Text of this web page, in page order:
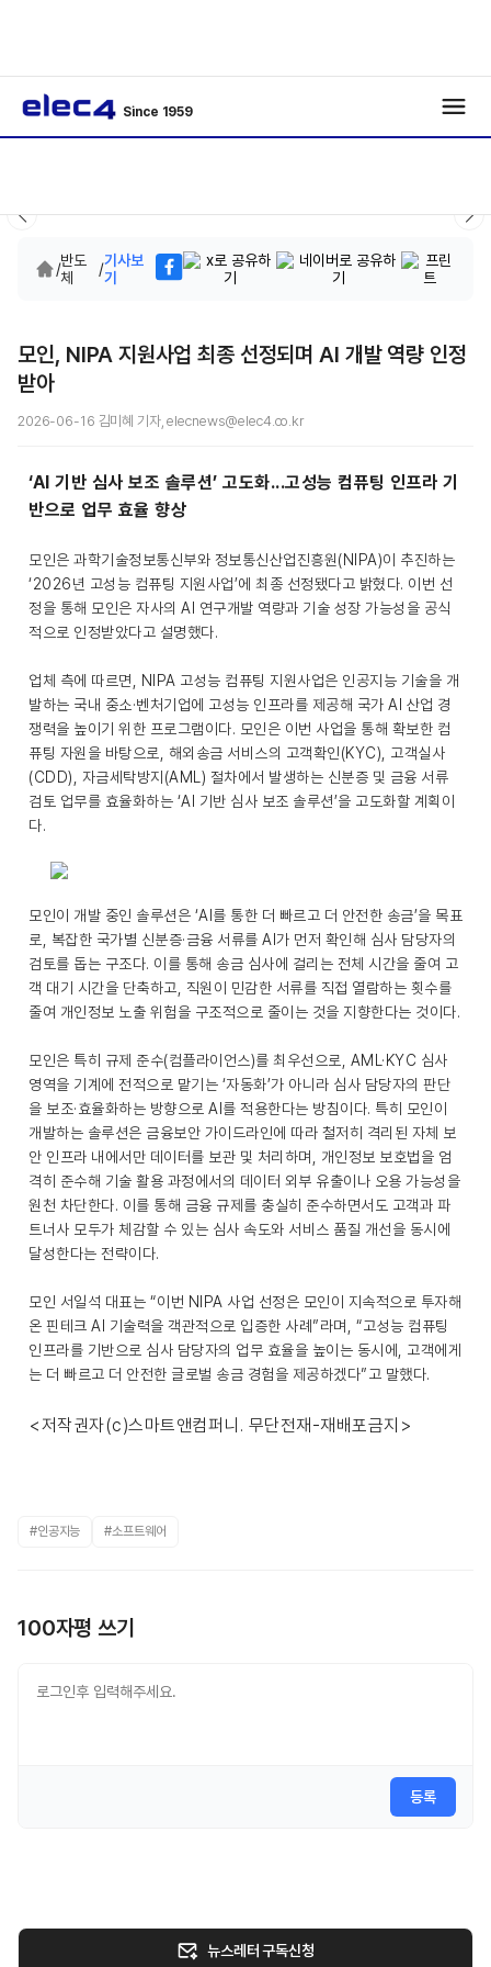
Since 1959
/반도
체
/기사보
기
모인, NIPA 지원사업 최종 선정되며 AI 개발 역량 인정
받아
2026-06-16 김미혜 기자, elecnews@elec4.co.kr
‘AI 기반 심사 보조 솔루션’ 고도화...고성능 컴퓨팅 인프라 기
반으로 업무 효율 향상
모인은 과학기술정보통신부와 정보통신산업진흥원(NIPA)이 추진하는
‘2026년 고성능 컴퓨팅 지원사업’에 최종 선정됐다고 밝혔다. 이번 선
정을 통해 모인은 자사의 AI 연구개발 역량과 기술 성장 가능성을 공식
적으로 인정받았다고 설명했다.
업체 측에 따르면, NIPA 고성능 컴퓨팅 지원사업은 인공지능 기술을 개
발하는 국내 중소·벤처기업에 고성능 인프라를 제공해 국가 AI 산업 경
쟁력을 높이기 위한 프로그램이다. 모인은 이번 사업을 통해 확보한 컴
퓨팅 자원을 바탕으로, 해외송금 서비스의 고객확인(KYC), 고객실사
(CDD), 자금세탁방지(AML) 절차에서 발생하는 신분증 및 금융 서류
검토 업무를 효율화하는 ‘AI 기반 심사 보조 솔루션’을 고도화할 계획이
다.
모인이 개발 중인 솔루션은 ‘AI를 통한 더 빠르고 더 안전한 송금’을 목표
로, 복잡한 국가별 신분증·금융 서류를 AI가 먼저 확인해 심사 담당자의
검토를 돕는 구조다. 이를 통해 송금 심사에 걸리는 전체 시간을 줄여 고
객 대기 시간을 단축하고, 직원이 민감한 서류를 직접 열람하는 횟수를
줄여 개인정보 노출 위험을 구조적으로 줄이는 것을 지향한다는 것이다.
모인은 특히 규제 준수(컴플라이언스)를 최우선으로, AML·KYC 심사
영역을 기계에 전적으로 맡기는 ‘자동화’가 아니라 심사 담당자의 판단
을 보조·효율화하는 방향으로 AI를 적용한다는 방침이다. 특히 모인이
개발하는 솔루션은 금융보안 가이드라인에 따라 철저히 격리된 자체 보
안 인프라 내에서만 데이터를 보관 및 처리하며, 개인정보 보호법을 엄
격히 준수해 기술 활용 과정에서의 데이터 외부 유출이나 오용 가능성을
원천 차단한다. 이를 통해 금융 규제를 충실히 준수하면서도 고객과 파
트너사 모두가 체감할 수 있는 심사 속도와 서비스 품질 개선을 동시에
달성한다는 전략이다.
모인 서일석 대표는 “이번 NIPA 사업 선정은 모인이 지속적으로 투자해
온 핀테크 AI 기술력을 객관적으로 입증한 사례”라며, “고성능 컴퓨팅
인프라를 기반으로 심사 담당자의 업무 효율을 높이는 동시에, 고객에게
는 더 빠르고 더 안전한 글로벌 송금 경험을 제공하겠다”고 말했다.
<저작권자(c)스마트앤컴퍼니. 무단전재-재배포금지>
#인공지능 #소프트웨어
100자평 쓰기
등록
뉴스레터 구독신청